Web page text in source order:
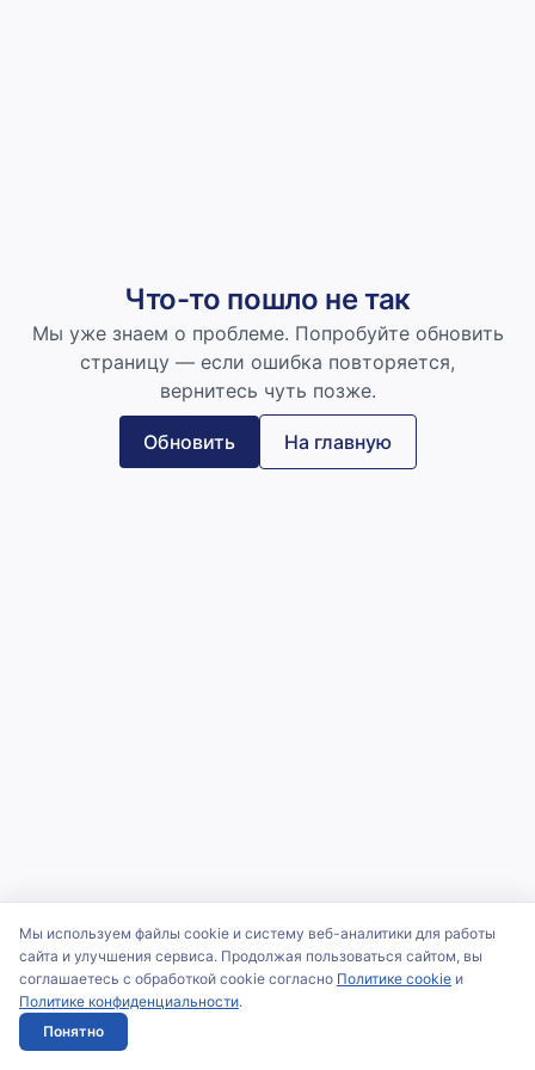
Что-то пошло не так
Мы уже знаем о проблеме. Попробуйте обновить
страницу — если ошибка повторяется,
вернитесь чуть позже.
Обновить На главную
Мы используем файлы cookie и систему веб-аналитики для работы
сайта и улучшения сервиса. Продолжая пользоваться сайтом, вы
соглашаетесь с обработкой cookie согласно Политике cookie и
Политике конфиденциальности.
Понятно